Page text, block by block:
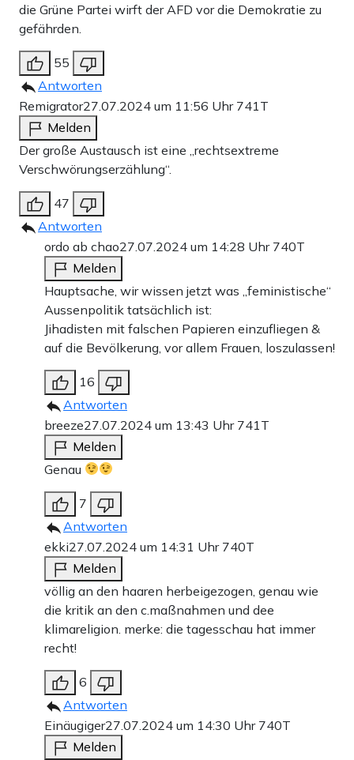
die Grüne Partei wirft der AFD vor die Demokratie zu
gefährden.
55
Antworten
Remigrator27.07.2024 um 11:56 Uhr 741T
Melden
Der große Austausch ist eine „rechtsextreme
Verschwörungserzählung“.
47
Antworten
ordo ab chao27.07.2024 um 14:28 Uhr 740T
Melden
Hauptsache, wir wissen jetzt was „feministische“
Aussenpolitik tatsächlich ist:
Jihadisten mit falschen Papieren einzufliegen &
auf die Bevölkerung, vor allem Frauen, loszulassen!
16
Antworten
breeze27.07.2024 um 13:43 Uhr 741T
Melden
Genau
7
Antworten
ekki27.07.2024 um 14:31 Uhr 740T
Melden
völlig an den haaren herbeigezogen, genau wie
die kritik an den c.maßnahmen und dee
klimareligion. merke: die tagesschau hat immer
recht!
6
Antworten
Einäugiger27.07.2024 um 14:30 Uhr 740T
Melden